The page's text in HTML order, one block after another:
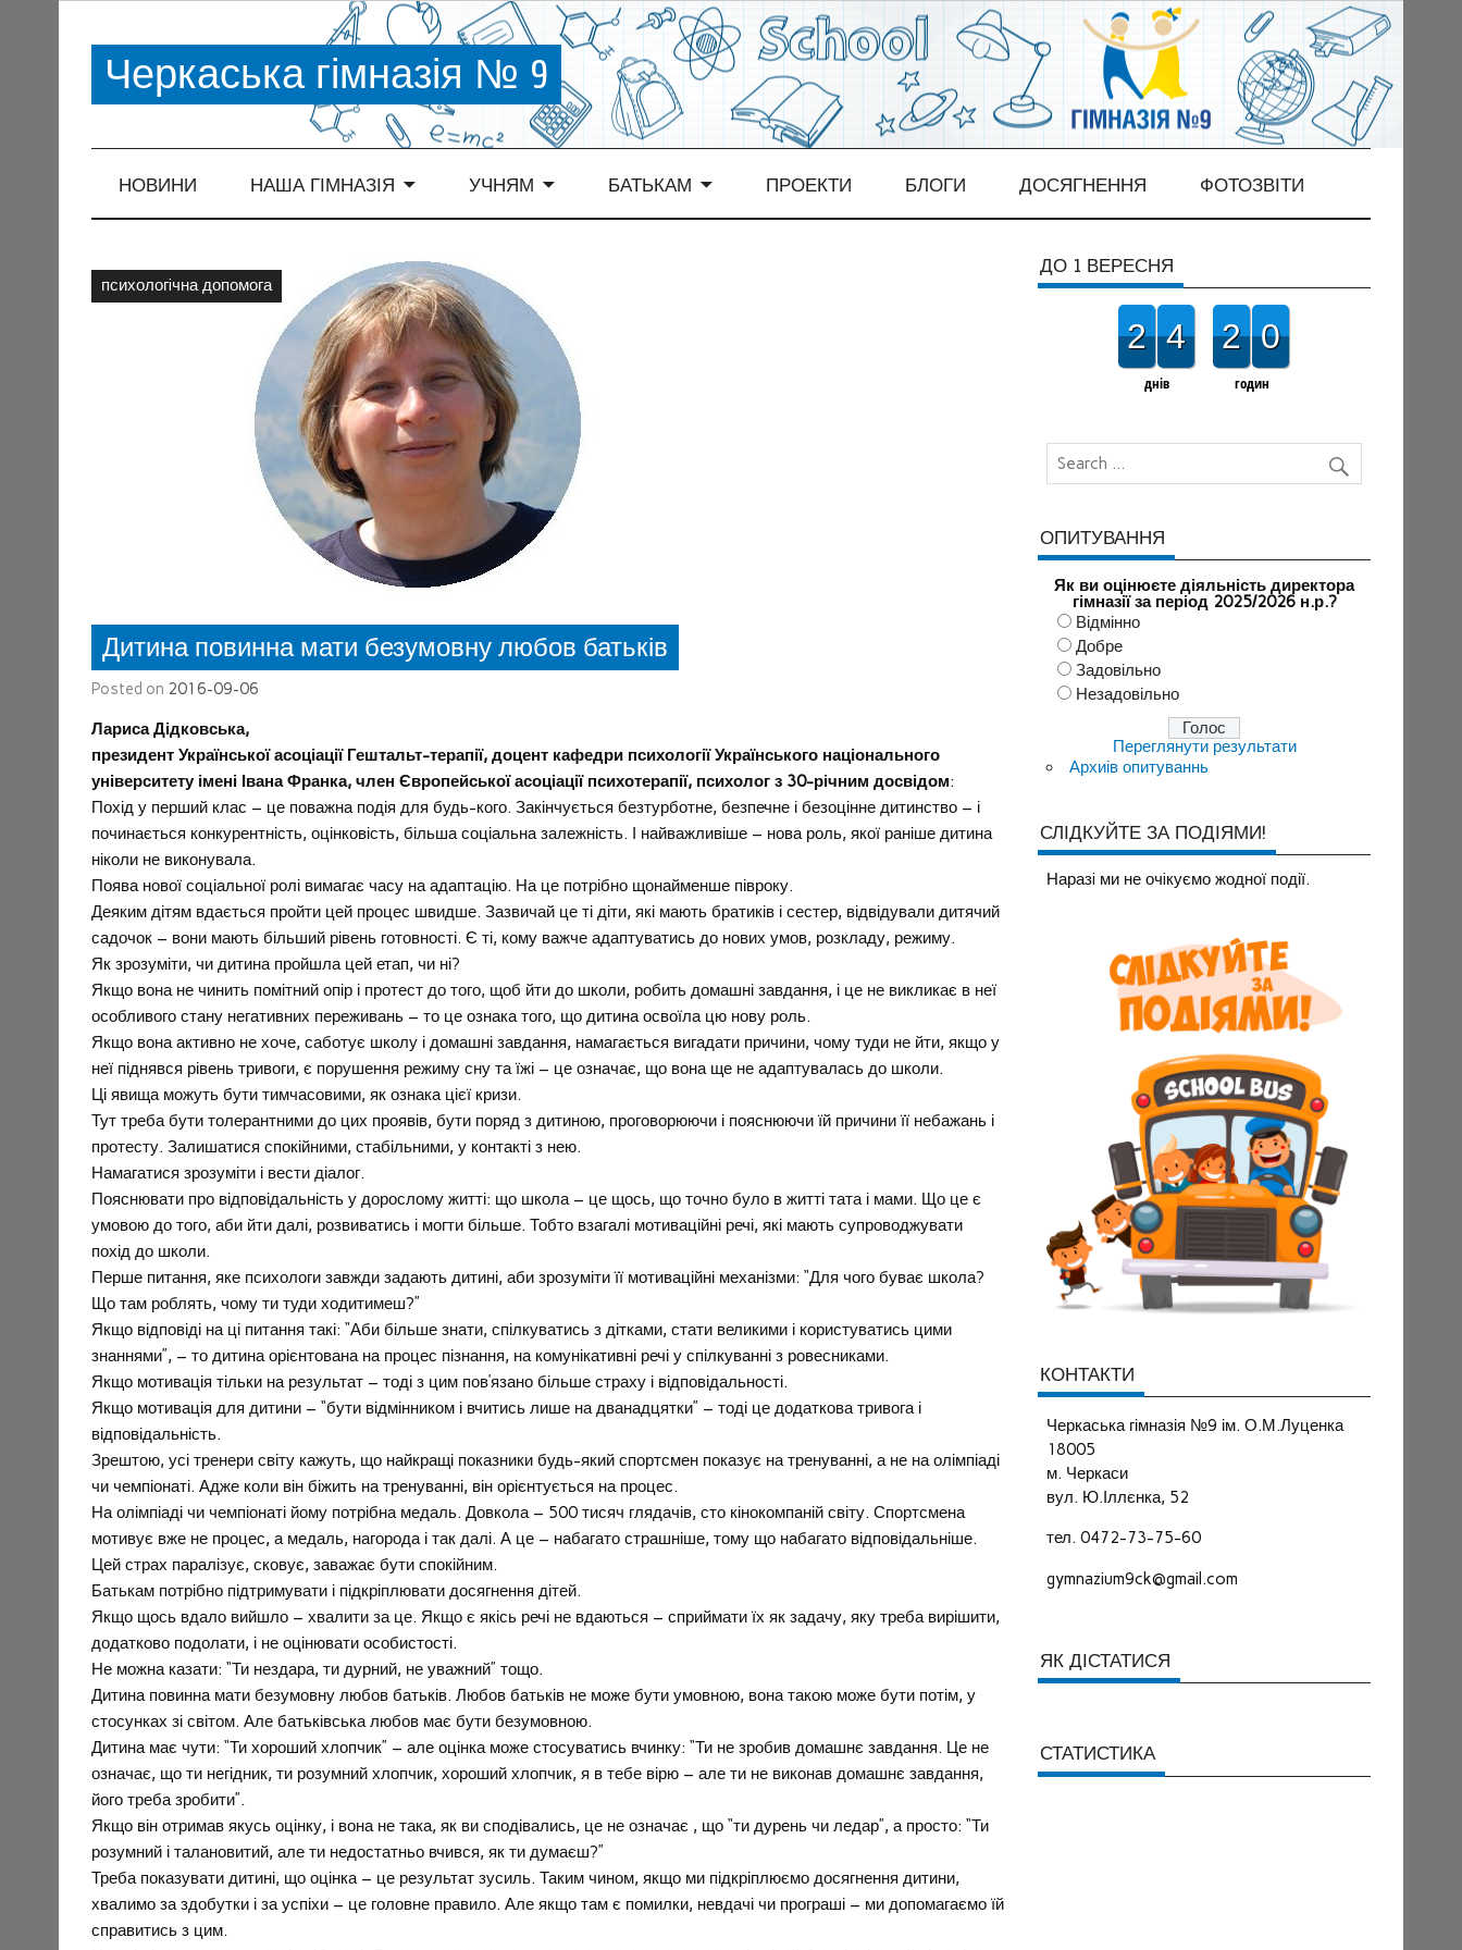
Черкаська гімназія № 9
НОВИНИ НАША ГІМНАЗІЯ УЧНЯМ БАТЬКАМ ПРОЕКТИ БЛОГИ ДОСЯГНЕННЯ ФОТОЗВІТИ
психологiчна допомога
Дитина повинна мати безумовну любов батьків
Posted on 2016-09-06
Лариса Дідковська,
президент Української асоціації Гештальт-терапії, доцент кафедри психології Українського національного
університету імені Івана Франка, член Європейської асоціації психотерапії, психолог з 30-річним досвідом:
Похід у перший клас – це поважна подія для будь-кого. Закінчується безтурботне, безпечне і безоцінне дитинство – і
починається конкурентність, оцінковість, більша соціальна залежність. І найважливіше – нова роль, якої раніше дитина
ніколи не виконувала.
Поява нової соціальної ролі вимагає часу на адаптацію. На це потрібно щонайменше півроку.
Деяким дітям вдається пройти цей процес швидше. Зазвичай це ті діти, які мають братиків і сестер, відвідували дитячий
садочок – вони мають більший рівень готовності. Є ті, кому важче адаптуватись до нових умов, розкладу, режиму.
Як зрозуміти, чи дитина пройшла цей етап, чи ні?
Якщо вона не чинить помітний опір і протест до того, щоб йти до школи, робить домашні завдання, і це не викликає в неї
особливого стану негативних переживань – то це ознака того, що дитина освоїла цю нову роль.
Якщо вона активно не хоче, саботує школу і домашні завдання, намагається вигадати причини, чому туди не йти, якщо у
неї піднявся рівень тривоги, є порушення режиму сну та їжі – це означає, що вона ще не адаптувалась до школи.
Ці явища можуть бути тимчасовими, як ознака цієї кризи.
Тут треба бути толерантними до цих проявів, бути поряд з дитиною, проговорюючи і пояснюючи їй причини її небажань і
протесту. Залишатися спокійними, стабільними, у контакті з нею.
Намагатися зрозуміти і вести діалог.
Пояснювати про відповідальність у дорослому житті: що школа – це щось, що точно було в житті тата і мами. Що це є
умовою до того, аби йти далі, розвиватись і могти більше. Тобто взагалі мотиваційні речі, які мають супроводжувати
похід до школи.
Перше питання, яке психологи завжди задають дитині, аби зрозуміти її мотиваційні механізми: “Для чого буває школа?
Що там роблять, чому ти туди ходитимеш?”
Якщо відповіді на ці питання такі: “Аби більше знати, спілкуватись з дітками, стати великими і користуватись цими
знаннями”, – то дитина орієнтована на процес пізнання, на комунікативні речі у спілкуванні з ровесниками.
Якщо мотивація тільки на результат – тоді з цим пов’язано більше страху і відповідальності.
Якщо мотивація для дитини – “бути відмінником і вчитись лише на дванадцятки” – тоді це додаткова тривога і
відповідальність.
Зрештою, усі тренери світу кажуть, що найкращі показники будь-який спортсмен показує на тренуванні, а не на олімпіаді
чи чемпіонаті. Адже коли він біжить на тренуванні, він орієнтується на процес.
На олімпіаді чи чемпіонаті йому потрібна медаль. Довкола – 500 тисяч глядачів, сто кінокомпаній світу. Спортсмена
мотивує вже не процес, а медаль, нагорода і так далі. А це – набагато страшніше, тому що набагато відповідальніше.
Цей страх паралізує, сковує, заважає бути спокійним.
Батькам потрібно підтримувати і підкріплювати досягнення дітей.
Якщо щось вдало вийшло – хвалити за це. Якщо є якісь речі не вдаються – сприймати їх як задачу, яку треба вирішити,
додатково подолати, і не оцінювати особистості.
Не можна казати: “Ти нездара, ти дурний, не уважний” тощо.
Дитина повинна мати безумовну любов батьків. Любов батьків не може бути умовною, вона такою може бути потім, у
стосунках зі світом. Але батьківська любов має бути безумовною.
Дитина має чути: “Ти хороший хлопчик” – але оцінка може стосуватись вчинку: “Ти не зробив домашнє завдання. Це не
означає, що ти негідник, ти розумний хлопчик, хороший хлопчик, я в тебе вірю – але ти не виконав домашнє завдання,
його треба зробити”.
Якщо він отримав якусь оцінку, і вона не така, як ви сподівались, це не означає , що “ти дурень чи ледар”, а просто: “Ти
розумний і талановитий, але ти недостатньо вчився, як ти думаєш?”
Треба показувати дитині, що оцінка – це результат зусиль. Таким чином, якщо ми підкріплюємо досягнення дитини,
хвалимо за здобутки і за успіхи – це головне правило. Але якщо там є помилки, невдачі чи програші – ми допомагаємо їй
справитись з цим.
ДО 1 ВЕРЕСНЯ
2 4
днів
2 0
годин
ОПИТУВАННЯ
Як ви оцінюєте діяльність директора
гімназії за період 2025/2026 н.р.?
Відмінно
Добре
Задовільно
Незадовільно
Переглянути результати
Архиів опитуваннь
СЛІДКУЙТЕ ЗА ПОДІЯМИ!
Наразi ми не очiкуємо жодної події.
КОНТАКТИ
Черкаська гімназія №9 ім. О.М.Луценка
18005
м. Черкаси
вул. Ю.Іллєнка, 52
тел. 0472-73-75-60
gymnazium9ck@gmail.com
ЯК ДІСТАТИСЯ
СТАТИСТИКА